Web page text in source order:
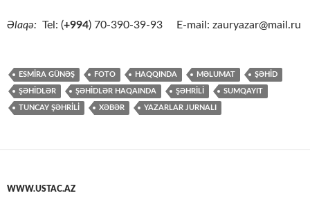
Əlaqə: Tel: (+994) 70-390-39-93 E-mail: zauryazar@mail.ru
ESMIRA GÜNƏŞ FOTO HAQQINDA MƏLUMAT ŞƏHİD
ŞƏHİDLƏR ŞƏHİDLƏR HAQAINDA ŞƏHRİLİ SUMQAYIT
TUNCAY ŞƏHRİLİ XƏBƏR YAZARLAR JURNALI
WWW.USTAC.AZ